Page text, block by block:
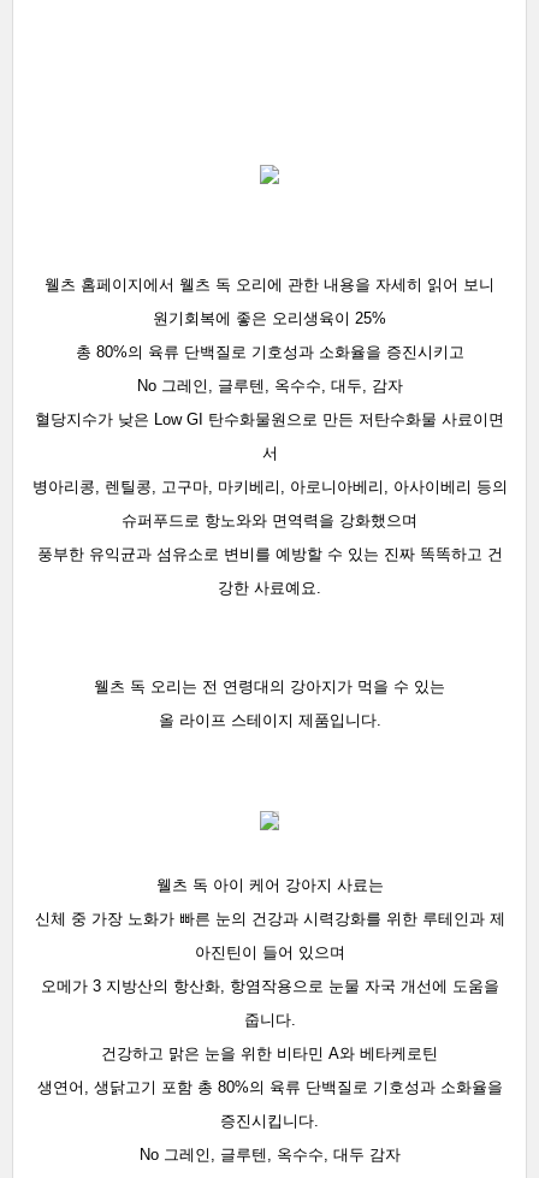
웰츠 홈페이지에서 웰츠 독 오리에 관한 내용을 자세히 읽어 보니
원기회복에 좋은 오리생육이 25%
총 80%의 육류 단백질로 기호성과 소화율을 증진시키고
No 그레인, 글루텐, 옥수수, 대두, 감자
혈당지수가 낮은 Low GI 탄수화물원으로 만든 저탄수화물 사료이면
서
병아리콩, 렌틸콩, 고구마, 마키베리, 아로니아베리, 아사이베리 등의
슈퍼푸드로 항노와와 면역력을 강화했으며
풍부한 유익균과 섬유소로 변비를 예방할 수 있는 진짜 똑똑하고 건
강한 사료예요.
웰츠 독 오리는 전 연령대의 강아지가 먹을 수 있는
올 라이프 스테이지 제품입니다.
웰츠 독 아이 케어 강아지 사료는
신체 중 가장 노화가 빠른 눈의 건강과 시력강화를 위한 루테인과 제
아진틴이 들어 있으며
오메가 3 지방산의 항산화, 항염작용으로 눈물 자국 개선에 도움을
줍니다.
건강하고 맑은 눈을 위한 비타민 A와 베타케로틴
생연어, 생닭고기 포함 총 80%의 육류 단백질로 기호성과 소화율을
증진시킵니다.
No 그레인, 글루텐, 옥수수, 대두 감자